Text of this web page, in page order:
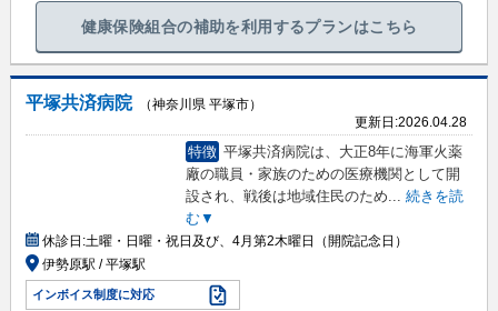
健康保険組合の補助を利用するプランはこちら
平塚共済病院
（神奈川県 平塚市）
更新日:2026.04.28
特徴 平塚共済病院は、大正8年に海軍火薬
廠の職員・家族のための医療機関として開
設され、戦後は地域住民のため
続きを読
む▼
休診日:土曜・日曜・祝日及び、4月第2木曜日（開院記念日）
伊勢原駅 / 平塚駅
インボイス制度に対応